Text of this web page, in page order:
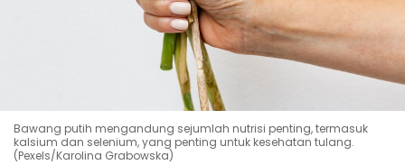
Bawang putih mengandung sejumlah nutrisi penting, termasuk
kalsium dan selenium, yang penting untuk kesehatan tulang.
(Pexels/Karolina Grabowska)